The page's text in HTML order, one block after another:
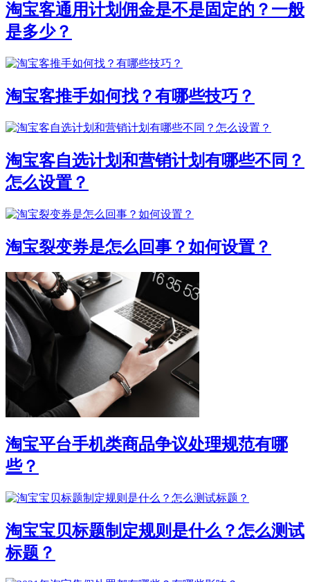
淘宝客通用计划佣金是不是固定的？一般
是多少？
淘宝客推手如何找？有哪些技巧？
淘宝客自选计划和营销计划有哪些不同？
怎么设置？
淘宝裂变券是怎么回事？如何设置？
淘宝平台手机类商品争议处理规范有哪
些？
淘宝宝贝标题制定规则是什么？怎么测试
标题？